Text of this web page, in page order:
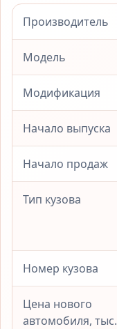
Производитель
Модель
Модификация
Начало выпуска
Начало продаж
Тип кузова
Номер кузова
Цена нового
автомобиля, тыс.